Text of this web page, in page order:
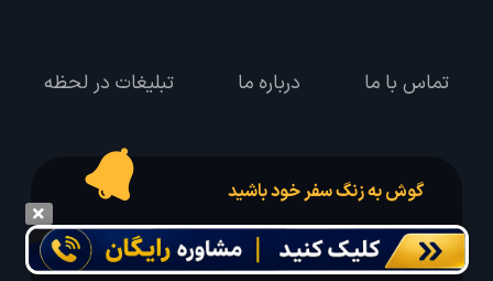
تماس با ما درباره ما تبلیغات در لحظه
گوش به زنگ سفر خود باشید
درخواست سفر خود را در مدت زمان دلخواه ثبت و پیامک بهترین آفر مربوط به تور
درخواستی خود را دریافت نمایید